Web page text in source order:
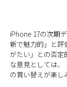
iPhone 17の次期
新で魅力的」と
がたい」との否定
な意見としては
の買い替えが楽し